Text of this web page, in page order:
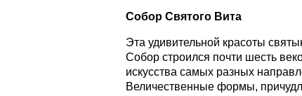
Собор Святого Вита
Эта удивительной красоты
Собор строился почти шесть
искусства самых разных
Величественные формы,